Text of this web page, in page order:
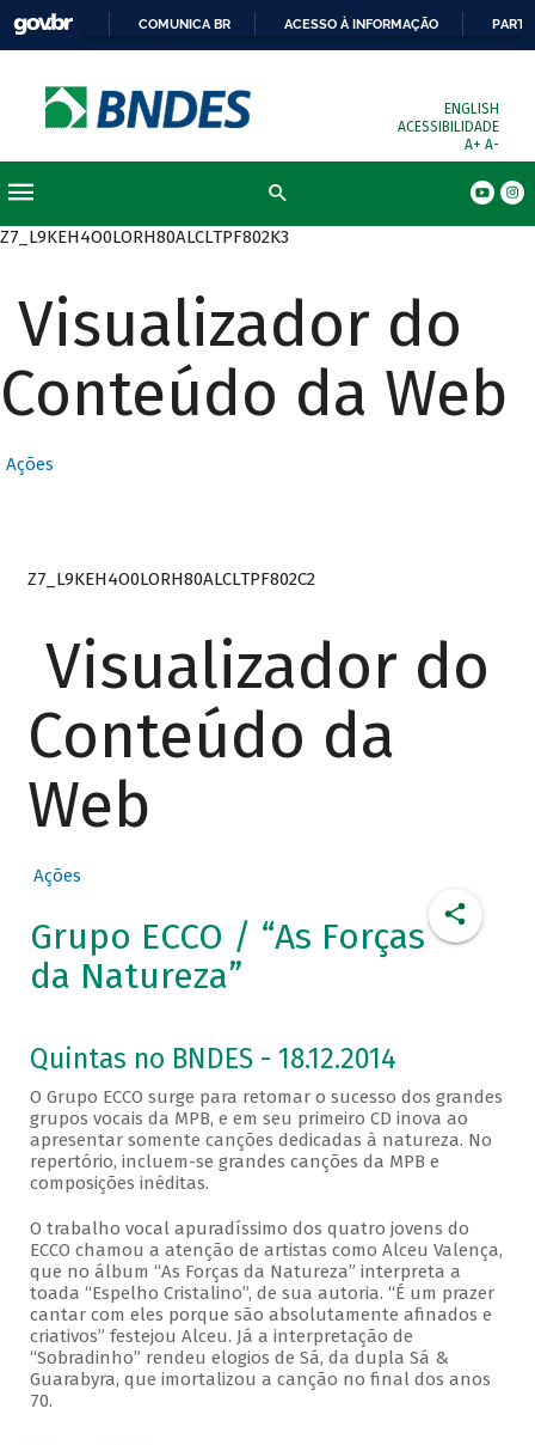
COMUNICA BR ACESSO À INFORMAÇÃO
ENGLISH
ACESSIBILIDADE
A+ A-
Z7_L9KEH4O0LORH80ALCLTPF802K3
Visualizador do
Conteúdo da Web
Ações
Z7_L9KEH4O0LORH80ALCLTPF802C2
Visualizador do
Conteúdo da
Web
Ações
Grupo ECCO / “As Forças
da Natureza”
Quintas no BNDES - 18.12.2014
O Grupo ECCO surge para retomar o sucesso dos grandes
grupos vocais da MPB, e em seu primeiro CD inova ao
apresentar somente canções dedicadas à natureza. No
repertório, incluem-se grandes canções da MPB e
composições inéditas.
O trabalho vocal apuradíssimo dos quatro jovens do
ECCO chamou a atenção de artistas como Alceu Valença,
que no álbum “As Forças da Natureza” interpreta a
toada “Espelho Cristalino”, de sua autoria. “É um prazer
cantar com eles porque são absolutamente afinados e
criativos” festejou Alceu. Já a interpretação de
“Sobradinho” rendeu elogios de Sá, da dupla Sá &
Guarabyra, que imortalizou a canção no final dos anos
70.